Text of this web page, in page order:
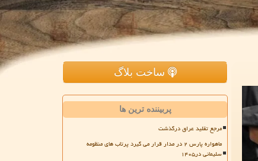
ساخت بلاگ
پربیننده ترین ها
مرجع تقلید عراق درگذشت
ماهواره پارس ۲ در مدار قرار می گیرد پرتاب های منظومه
سلیمانی در۱۴۰۵